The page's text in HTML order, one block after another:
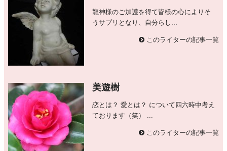
龍神様のご加護を得て皆様の心によりそ
うサプリとなり、自分らし...
このライターの記事一覧
美遊樹
恋とは？ 愛とは？ について四六時中考え
ております（笑） ...
このライターの記事一覧